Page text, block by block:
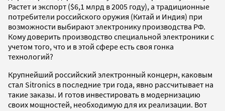
Растет и экспорт ($6,1 млрд в 2005 году), а традиционные
потребители российского оружия (Китай и Индия) при
возможности выбирают электронику производства РФ.
Кому доверить производство специальной электроники с
учетом того, что и в этой сфере есть своя гонка
технологий?
Крупнейший российский электронный концерн, каковым
стал Sitronics в последние три года, явно рассчитывает на
такие заказы. И готов инвестировать в модернизацию
своих мощностей, необходимую для их реализации. Вот